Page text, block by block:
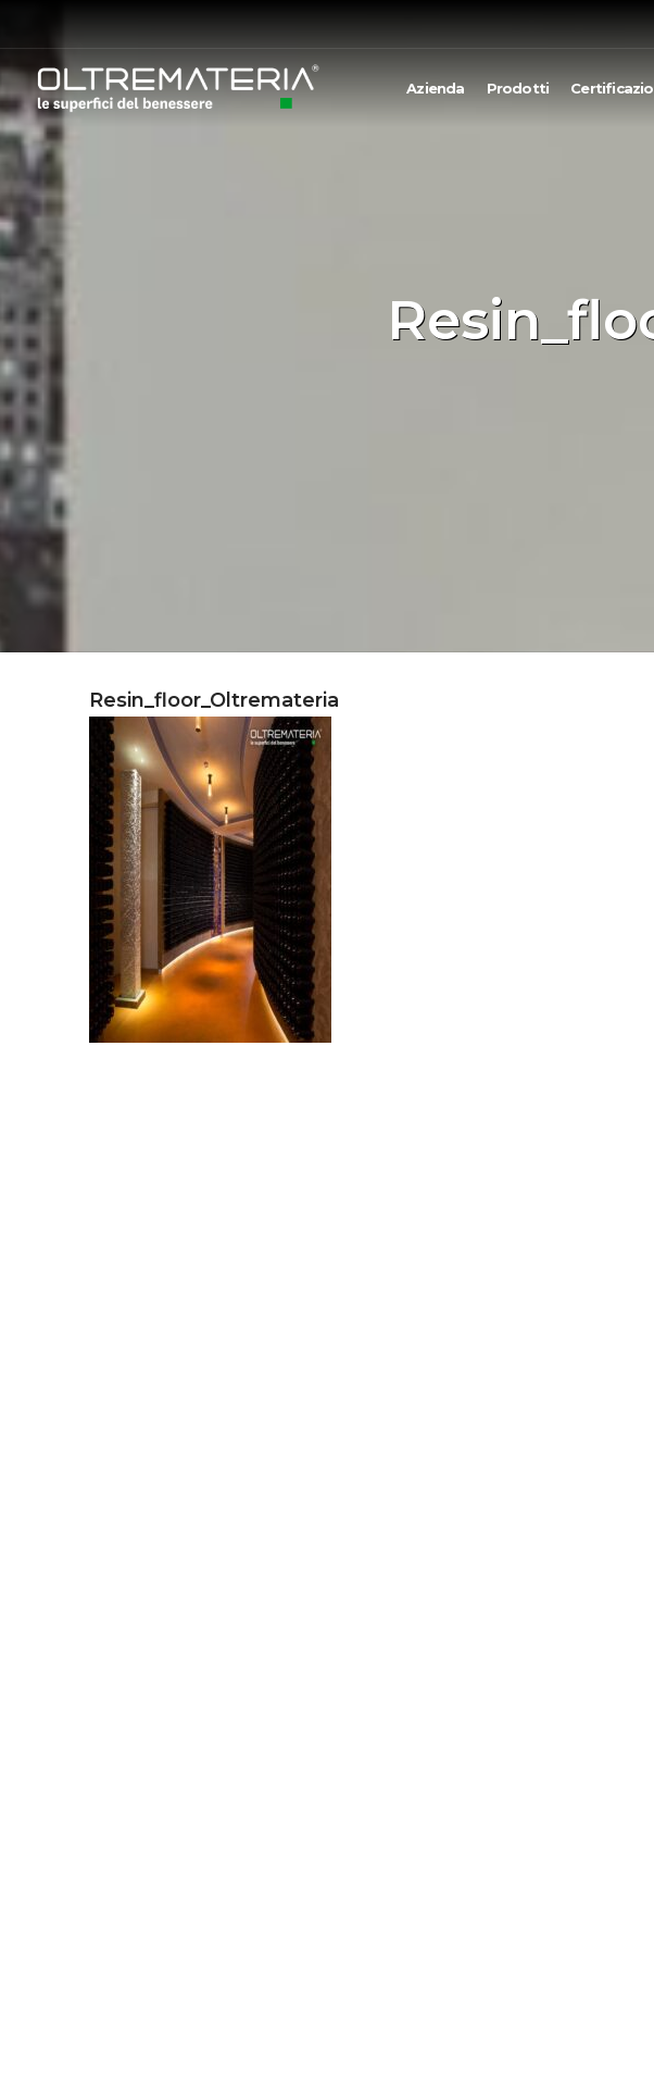
Azienda Prodotti
Resin_floor_Oltremateria